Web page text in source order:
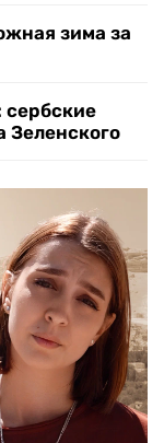
зима за
Зеленского